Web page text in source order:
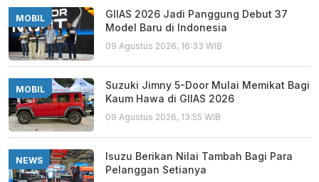
MOBIL
GIIAS 2026 Jadi Panggung Debut 37
Model Baru di Indonesia
09 Agustus 2026, 16:33 WIB
MOBIL
Suzuki Jimny 5-Door Mulai Memikat Bagi
Kaum Hawa di GIIAS 2026
09 Agustus 2026, 13:55 WIB
NEWS
Isuzu Berikan Nilai Tambah Bagi Para
Pelanggan Setianya